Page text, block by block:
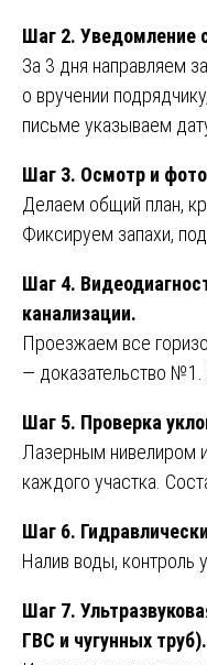
Шаг 2. Уведомление
За 3 дня направляем
о вручении
письме указываем
Шаг 3. Осмотр и
Делаем общий план,
Фиксируем запахи,
Шаг 4.
канализации.
Проезжаем все
— доказательство
Шаг 5. Проверка
Лазерным нивелиром
каждого участка.
Шаг 6.
Налив воды, контроль
Шаг 7.
ГВС и чугунных труб).